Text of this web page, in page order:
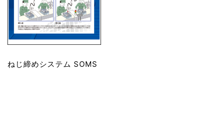
ねじ締めシステム SOMS